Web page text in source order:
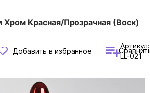
Красная/Прозрачная (Воск)
Добавить в избранное
Артикул:
LL-021